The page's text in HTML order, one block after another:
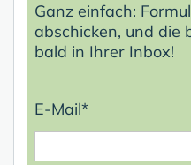
Ganz einfach:
abschicken, und die
bald in Ihrer Inbox!
E-Mail*